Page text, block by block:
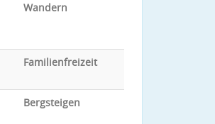
Wandern
Familienfreizeit
Bergsteigen